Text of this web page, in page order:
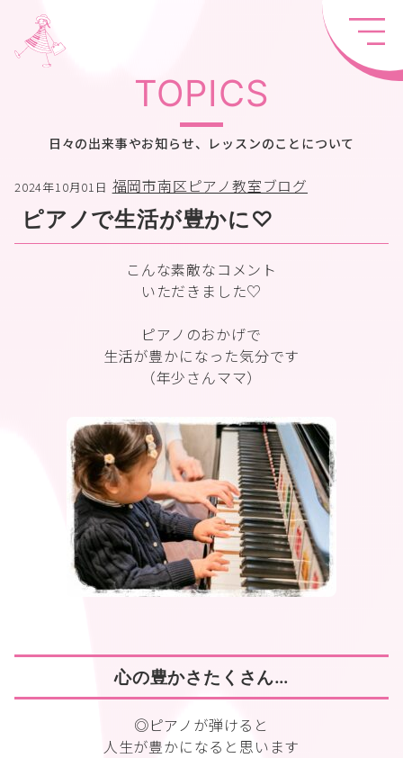
TOPICS
日々の出来事やお知らせ、レッスンのことについて
2024年10月01日 福岡市南区ピアノ教室ブログ
ピアノで生活が豊かに♡
こんな素敵なコメント
いただきました♡
ピアノのおかげで
生活が豊かになった気分です
（年少さんママ）
心の豊かさたくさん…
◎ピアノが弾けると
人生が豊かになると思います